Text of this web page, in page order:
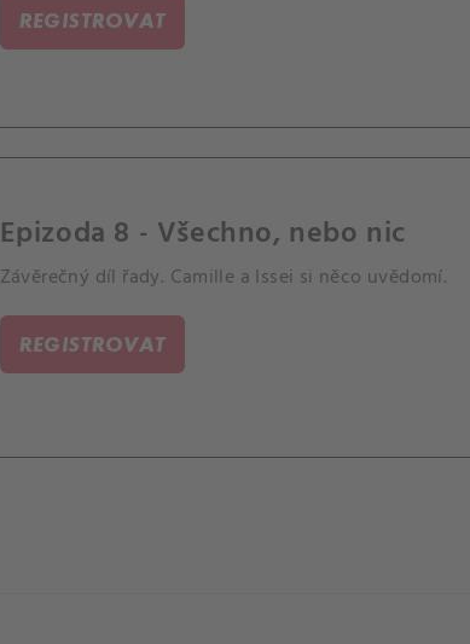
REGISTROVAT
Epizoda 8 - Všechno, nebo nic
Závěrečný díl řady. Camille a Issei si něco uvědomí.
REGISTROVAT